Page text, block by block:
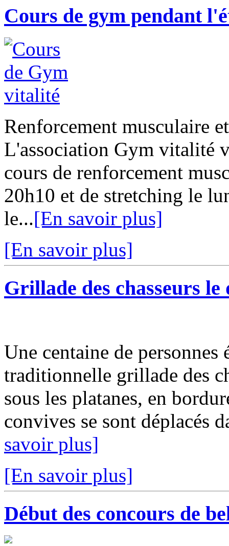
Cours de gym pendant
Renforcement musculaire
L'association Gym vitalité
cours de renforcement
20h10 et de stretching le
le...[En savoir plus]
[En savoir plus]
Grillade des chasseurs
Une centaine de
traditionnelle grillade des
sous les platanes, en
convives se sont déplacés
savoir plus]
[En savoir plus]
Début des concours de